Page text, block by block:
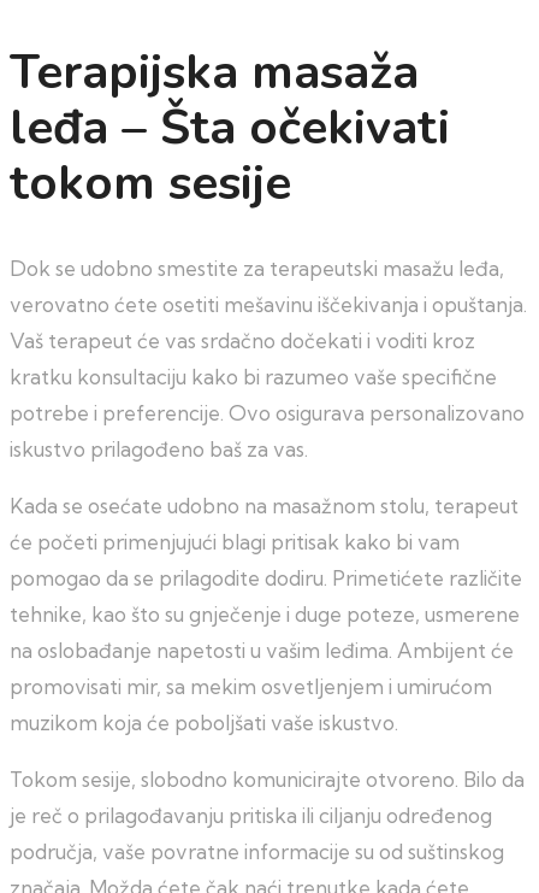
Terapijska masaža
leđa – Šta očekivati
tokom sesije
Dok se udobno smestite za terapeutski masažu leđa,
verovatno ćete osetiti mešavinu iščekivanja i opuštanja.
Vaš terapeut će vas srdačno dočekati i voditi kroz
kratku konsultaciju kako bi razumeo vaše specifične
potrebe i preferencije. Ovo osigurava personalizovano
iskustvo prilagođeno baš za vas.
Kada se osećate udobno na masažnom stolu, terapeut
će početi primenjujući blagi pritisak kako bi vam
pomogao da se prilagodite dodiru. Primetićete različite
tehnike, kao što su gnječenje i duge poteze, usmerene
na oslobađanje napetosti u vašim leđima. Ambijent će
promovisati mir, sa mekim osvetljenjem i umirućom
muzikom koja će poboljšati vaše iskustvo.
Tokom sesije, slobodno komunicirajte otvoreno. Bilo da
je reč o prilagođavanju pritiska ili ciljanju određenog
područja, vaše povratne informacije su od suštinskog
značaja. Možda ćete čak naći trenutke kada ćete